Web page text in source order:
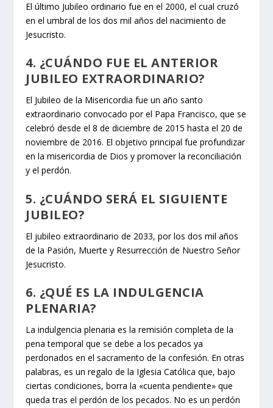
El último Jubileo ordinario fue en el 2000, el cual cruzó
en el umbral de los dos mil años del nacimiento de
Jesucristo.
4. ¿CUÁNDO FUE EL ANTERIOR
JUBILEO EXTRAORDINARIO?
El Jubileo de la Misericordia fue un año santo
extraordinario convocado por el Papa Francisco, que se
celebró desde el 8 de diciembre de 2015 hasta el 20 de
noviembre de 2016. El objetivo principal fue profundizar
en la misericordia de Dios y promover la reconciliación
y el perdón.
5. ¿CUÁNDO SERÁ EL SIGUIENTE
JUBILEO?
El jubileo extraordinario de 2033, por los dos mil años
de la Pasión, Muerte y Resurrección de Nuestro Señor
Jesucristo.
6. ¿QUÉ ES LA INDULGENCIA
PLENARIA?
La indulgencia plenaria es la remisión completa de la
pena temporal que se debe a los pecados ya
perdonados en el sacramento de la confesión. En otras
palabras, es un regalo de la Iglesia Católica que, bajo
ciertas condiciones, borra la «cuenta pendiente» que
queda tras el perdón de los pecados. No es un perdón